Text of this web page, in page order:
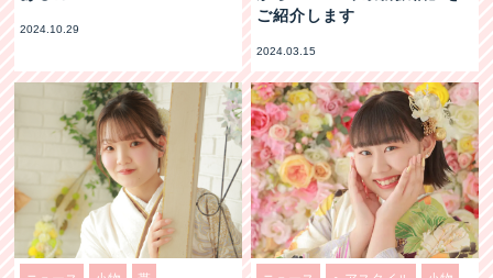
2024.10.29
ご紹介します
2024.03.15